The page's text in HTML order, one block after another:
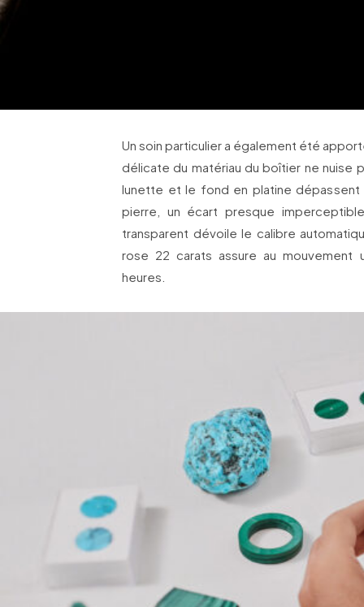
Un soin particulier a également été
délicate du matériau du boîtier ne nuise
lunette et le fond en platine
pierre, un écart presque
transparent dévoile le calibre
rose 22 carats assure au
heures.